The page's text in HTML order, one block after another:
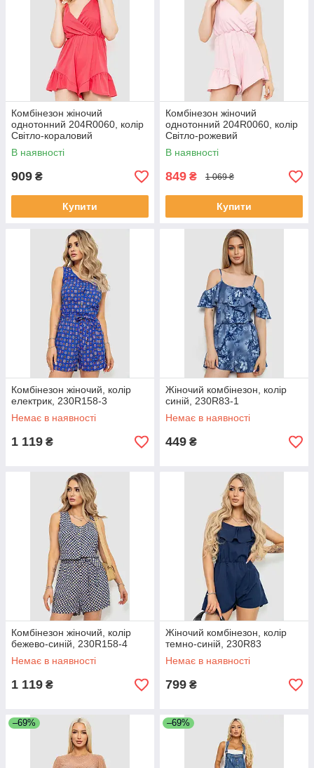
Комбінезон жіночий
однотонний 204R0060, колір
Світло-кораловий
В наявності
909 ₴
Купити
Комбінезон жіночий
однотонний 204R0060, колір
Світло-рожевий
В наявності
849 ₴ 1 069 ₴
Купити
Комбінезон жіночий, колір
електрик, 230R158-3
Немає в наявності
1 119 ₴
Жіночий комбінезон, колір
синій, 230R83-1
Немає в наявності
449 ₴
Комбінезон жіночий, колір
бежево-синій, 230R158-4
Немає в наявності
1 119 ₴
Жіночий комбінезон, колір
темно-синій, 230R83
Немає в наявності
799 ₴
–69% –69%